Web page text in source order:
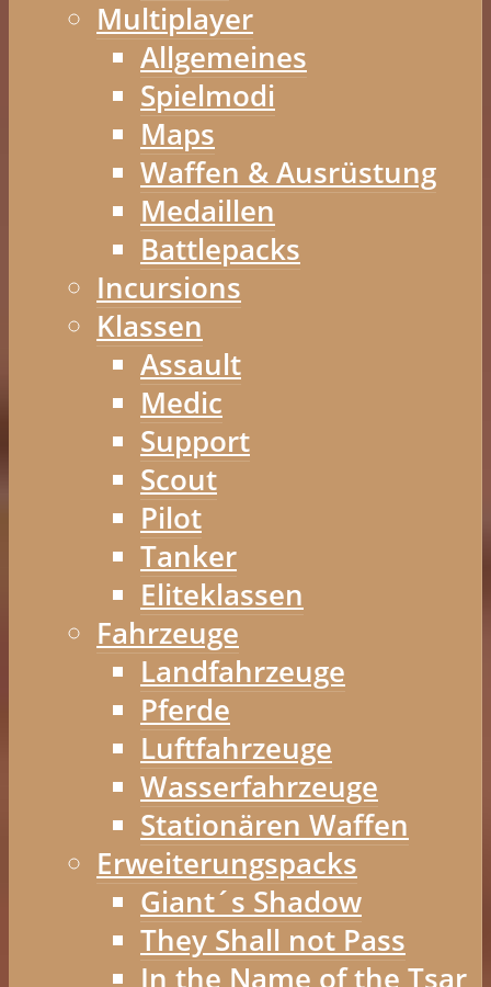
Multiplayer
Allgemeines
Spielmodi
Maps
Waffen & Ausrüstung
Medaillen
Battlepacks
Incursions
Klassen
Assault
Medic
Support
Scout
Pilot
Tanker
Eliteklassen
Fahrzeuge
Landfahrzeuge
Pferde
Luftfahrzeuge
Wasserfahrzeuge
Stationären Waffen
Erweiterungspacks
Giant´s Shadow
They Shall not Pass
In the Name of the Tsar